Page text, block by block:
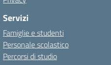
Servizi
Famiglie e studenti
Personale scolastico
Percorsi di studio